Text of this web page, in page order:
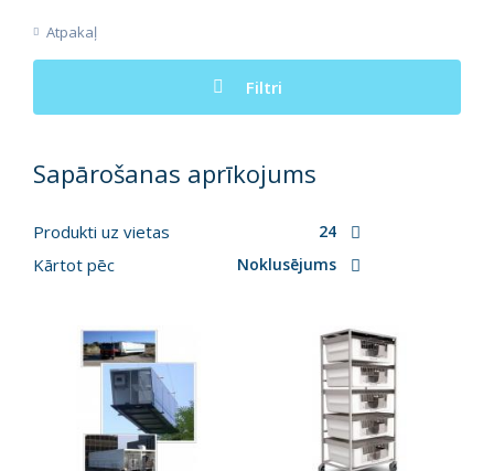
Atpakaļ
Filtri
Sapārošanas aprīkojums
Produkti uz vietas 24
Kārtot pēc Noklusējums